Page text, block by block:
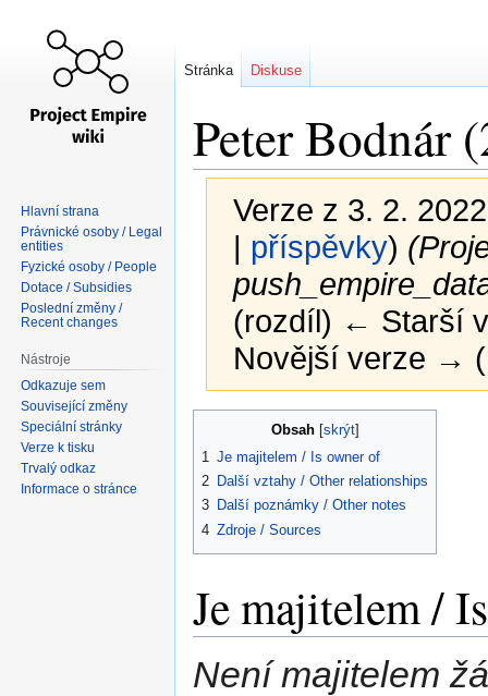
Peter Bodnár
Verze z 3. 2.
| příspěvky)
(rozdíl) ← Starší
Novější verze →
vyhledávání
Obsah
1 Je majitelem / Is owner of
2 Další vztahy / Other relationships
3 Další poznámky / Other notes
4 Zdroje / Sources
Je majitelem /
Není majitelem
Stránka Diskuse
Hlavní strana
Právnické osoby / Legal
entities
Fyzické osoby / People
Dotace / Subsidies
Poslední změny /
Recent changes
Nástroje
Odkazuje sem
Související změny
Speciální stránky
Verze k tisku
Trvalý odkaz
Informace o stránce